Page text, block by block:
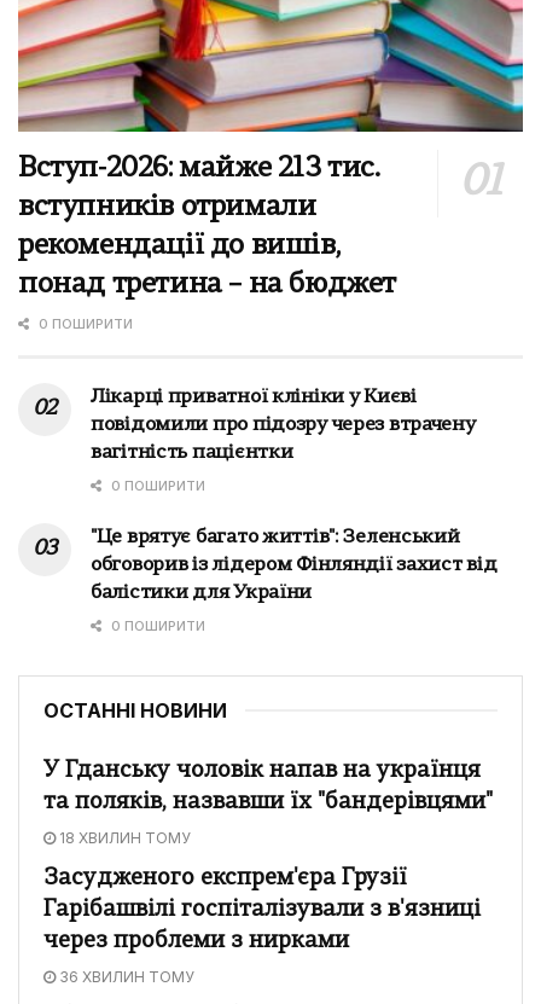
Вступ-2026: майже 213 тис.
вступників отримали
рекомендації до вишів,
понад третина – на бюджет
0 ПОШИРИТИ
Лікарці приватної клініки у Києві
повідомили про підозру через втрачену
вагітність пацієнтки
0 ПОШИРИТИ
"Це врятує багато життів": Зеленський
обговорив із лідером Фінляндії захист від
балістики для України
0 ПОШИРИТИ
ОСТАННІ НОВИНИ
У Гданську чоловік напав на українця
та поляків, назвавши їх "бандерівцями"
18 ХВИЛИН ТОМУ
Засудженого експрем'єра Грузії
Гарібашвілі госпіталізували з в'язниці
через проблеми з нирками
36 ХВИЛИН ТОМУ